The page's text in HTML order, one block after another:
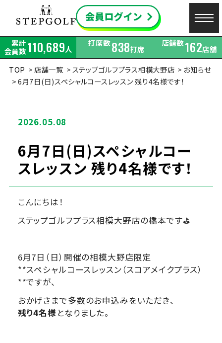
累計
会員数110,689人
打席数838打席
店舗数162店舗
TOP
店舗一覧 ステップゴルフプラス相模大野店
お知らせ
6月7日(日)スペシャルコースレッスン 残り4名様です！
2026.05.08
6月7日(日)スペシャルコー
スレッスン 残り4名様です！
こんにちは！
ステップゴルフプラス相模大野店の橋本です⛳
6月7日（日）開催の相模大野店限定
**スペシャルコースレッスン（スコアメイクプラス）
**ですが、
おかげさまで多数のお申込みをいただき、
残り4名様 となりました。